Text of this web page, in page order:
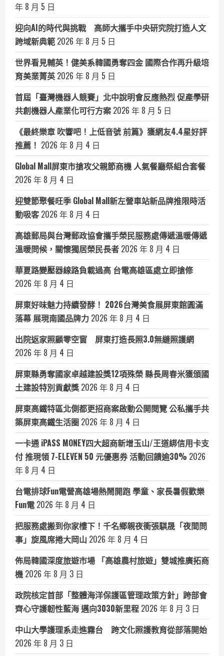
年 8 月 5 日
迎向AI的時代與挑戰 高師大攜手中央研究院打造人文
跨域新典範 2026 年 8 月 5 日
世界看見輔英！健美系韓國勇奪四金 國際合作再升級培
育美業菁英 2026 年 8 月 5 日
首屆「臺灣機器人競賽」北中說明會反應熱烈 促產學研
共創機器人產業化可行方案 2026 年 8 月 5 日
《最終樂章 吹響吧！上低音號 前篇》獲網友4.4星好評
推薦！ 2026 年 8 月 4 日
Global Mall屏東市搶攻父親節商機 人氣餐廳祭組合套餐
2026 年 8 月 4 日
迎雙節聚餐旺季 Global Mall新左營車站新品牌推限時活
動吸客 2026 年 8 月 4 日
高雄郵局與台灣郵政協會攜手榮民服務處傳遞溫暖傳遞
溫暖問候，關懷獨居榮民長者 2026 年 8 月 4 日
華夏路變壓器線路負載過高 台電高雄區處立即搶修
2026 年 8 月 4 日
屏東好味魅力持續發酵！ 2026台灣美食展屏東館圓滿
落幕 展現南國品牌力 2026 年 8 月 4 日
出院返家照顧零空窗 屏東打造長照3.0無縫照護網
2026 年 8 月 4 日
屏東縣勇奪國家卓越建設獎12項殊榮 縣長周春米獲頒國
土建設特別貢獻獎 2026 年 8 月 4 日
屏東高鐵特區北側都更招商案啟動公開閱覽 公私攜手共
築屏東高鐵生活圈 2026 年 8 月 4 日
一卡通 iPASS MONEY四大超商新增玉山/王道綁信用卡支
付 推現領 7-ELEVEN 50 元優惠券 活動回饋逾30% 2026
年 8 月 4 日
台電排球Fun電營高雄場熱鬧開跑 學童、家長暑假歡樂
Fun電 2026 年 8 月 4 日
把服務處搬到你家樓下！千名鄉親夜衝張騏晟「夜間問
事」旋風席捲大岡山 2026 年 8 月 4 日
佈局韓國深度旅遊市場 「高雄農村旅遊」雙城推廣拓商
機 2026 年 8 月 3 日
政院核定首部「整體海洋保護區管理政策方針」跨部會
齊心守護韌性藍海 邁向3030新里程 2026 年 8 月 3 日
中山大學護理系走進霧台 跨文化照護教育從部落開始
2026 年 8 月 3 日